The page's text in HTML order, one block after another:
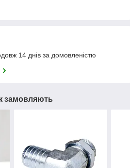
14 днів за домовленістю
замовляють